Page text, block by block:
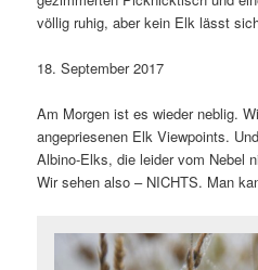
völlig ruhig, aber kein Elk lässt
18. September 2017
Am Morgen ist es wieder neblig.
angepriesenen Elk Viewpoints.
Albino-Elks, die leider vom Nebel
Wir sehen also – NICHTS. Man